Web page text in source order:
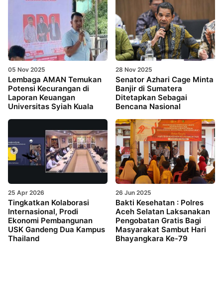
05 Nov 2025
Lembaga AMAN Temukan
Potensi Kecurangan di
Laporan Keuangan
Universitas Syiah Kuala
28 Nov 2025
Senator Azhari Cage Minta
Banjir di Sumatera
Ditetapkan Sebagai
Bencana Nasional
25 Apr 2026
Tingkatkan Kolaborasi
Internasional, Prodi
Ekonomi Pembangunan
USK Gandeng Dua Kampus
Thailand
26 Jun 2025
Bakti Kesehatan : Polres
Aceh Selatan Laksanakan
Pengobatan Gratis Bagi
Masyarakat Sambut Hari
Bhayangkara Ke-79